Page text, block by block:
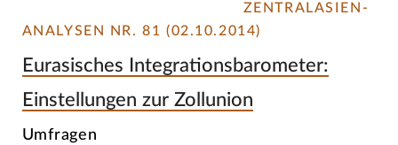
ZENTRALASIEN-
ANALYSEN NR. 81 (02.10.2014)
Eurasisches Integrationsbarometer:
Einstellungen zur Zollunion
Umfragen